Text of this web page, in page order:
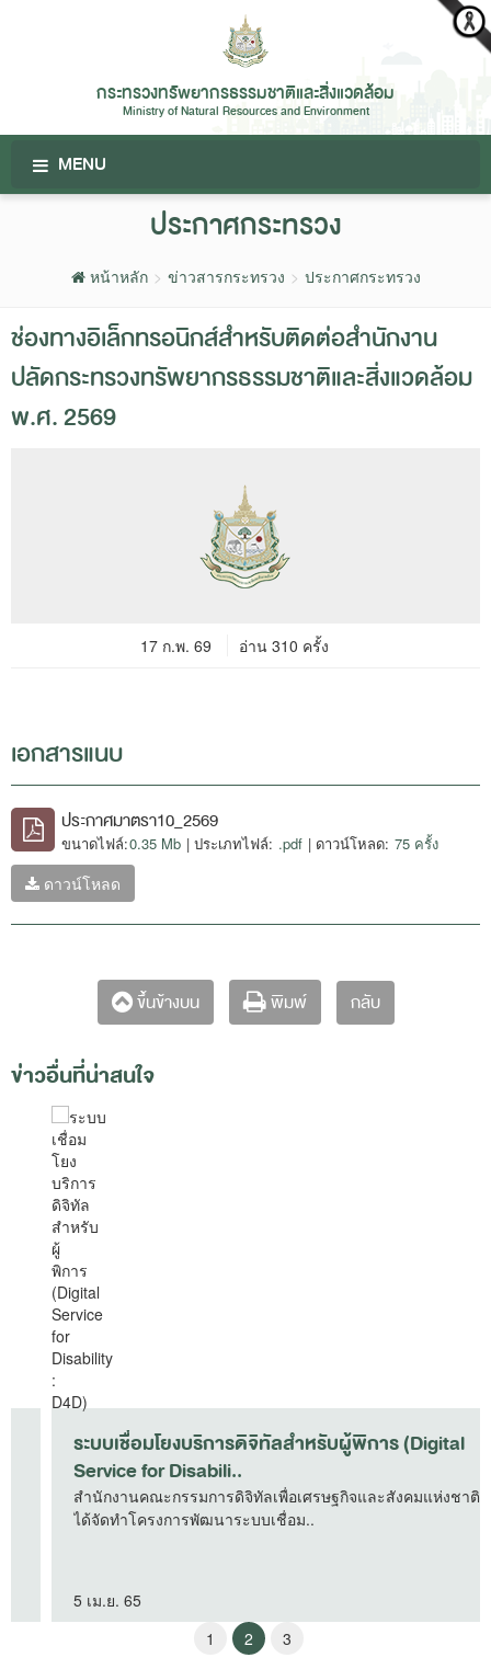
กระทรวงทรัพยากรธรรมชาติและสิ่งแวดล้อม
Ministry of Natural Resources and Environment
MENU
ประกาศกระทรวง
หน้าหลัก ข่าวสารกระทรวง ประกาศกระทรวง
ช่องทางอิเล็กทรอนิกส์สำหรับติดต่อสำนักงาน
ปลัดกระทรวงทรัพยากรธรรมชาติและสิ่งแวดล้อม
พ.ศ. 2569
17 ก.พ. 69 อ่าน 310 ครั้ง
เอกสารแนบ
ประกาศมาตรา10_2569
ขนาดไฟล์:0.35 Mb | ประเภทไฟล์: .pdf | ดาวน์โหลด: 75 ครั้ง
ดาวน์โหลด
ขึ้นข้างบน พิมพ์ กลับ
ข่าวอื่นที่น่าสนใจ
ระบบเชื่อมโยงบริการดิจิทัลสำหรับผู้พิการ (Digital
Service for Disabili..
สำนักงานคณะกรรมการดิจิทัลเพื่อเศรษฐกิจและสังคมแห่งชาติ
ได้จัดทำโครงการพัฒนาระบบเชื่อม..
5 เม.ย. 65
1
2 3